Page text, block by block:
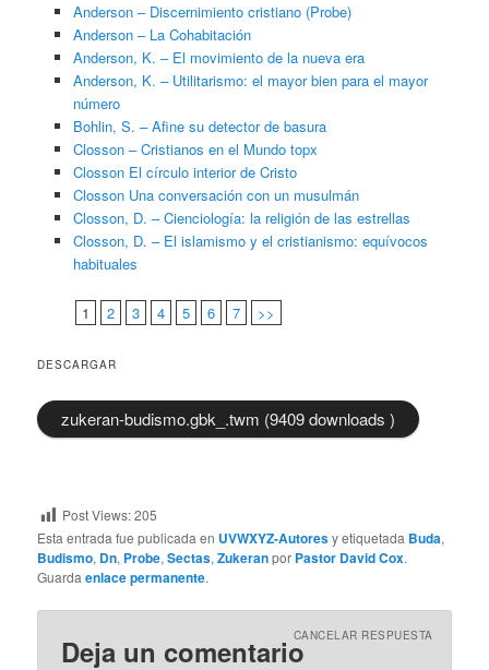
Anderson – Discernimiento cristiano (Probe)
Anderson – La Cohabitación
Anderson, K. – El movimiento de la nueva era
Anderson, K. – Utilitarismo: el mayor bien para el mayor
número
Bohlin, S. – Afine su detector de basura
Closson – Cristianos en el Mundo topx
Closson El círculo interior de Cristo
Closson Una conversación con un musulmán
Closson, D. – Cienciología: la religión de las estrellas
Closson, D. – El islamismo y el cristianismo: equívocos
habituales
1 2 3 4 5 6 7 >>
DESCARGAR
zukeran-budismo.gbk_.twm (9409 downloads )
Post Views:205
Esta entrada fue publicada en UVWXYZ-Autoresy etiquetada Buda,
Budismo, Dn, Probe,Sectas,Zukeranpor Pastor David Cox.
Guardaenlace permanente.
Deja un comentarioCANCELAR RESPUESTA